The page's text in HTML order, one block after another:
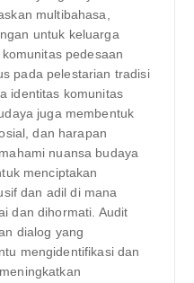
multibahasa,
untuk keluarga
pedesaan
pada pelestarian tradisi
identitas komunitas
juga membentuk
dan harapan
nuansa budaya
menciptakan
dan adil di mana
dan dihormati. Audit
dialog yang
mengidentifikasi dan